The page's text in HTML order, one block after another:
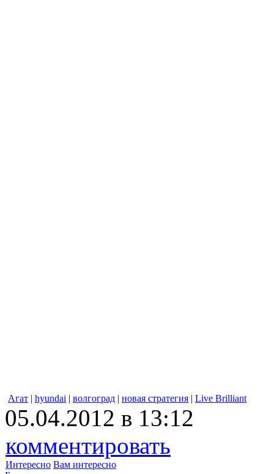
Агат | hyundai | волгоград | новая стратегия | Live Brilliant
05.04.2012 в 13:12
комментировать
Интересно Вам интересно